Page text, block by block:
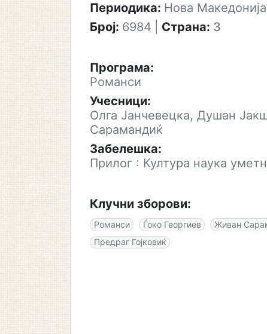
Периодика: Нова Македонија
Број: 6984 Страна: 3
Програма:
Романси
Учесници:
Олга Јанчевецка, Душан
Сарамандиќ
Забелешка:
Прилог : Култура наука
Клучни зборови:
Романси Ѓоко Георгиев Живан
Предраг Гојковиќ